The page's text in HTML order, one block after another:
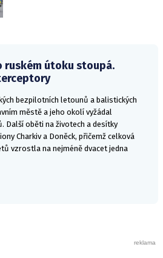
ruském útoku stoupá.
bezpilotních letounů a balistických
městě a jeho okolí vyžádal
Další oběti na životech a desítky
Charkiv a Doněck, přičemž celková
vzrostla na nejméně dvacet jedna